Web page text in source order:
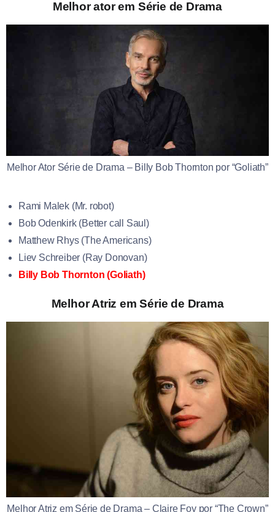
Melhor ator em Série de Drama
Melhor Ator Série de Drama – Billy Bob Thornton por “Goliath”
Rami Malek (Mr. robot)
Bob Odenkirk (Better call Saul)
Matthew Rhys (The Americans)
Liev Schreiber (Ray Donovan)
Billy Bob Thornton (Goliath)
Melhor Atriz em Série de Drama
Melhor Atriz em Série de Drama – Claire Foy por “The Crown”